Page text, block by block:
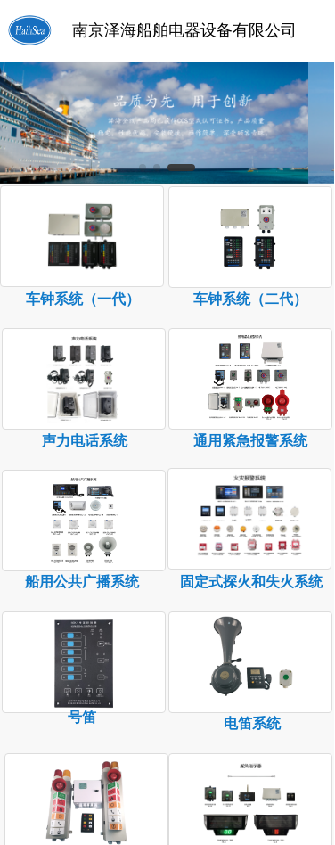
南京泽海船舶电器设备有限公司
车钟系统（二代）
车钟系统（一代）
声力电话系统 通用紧急报警系统
船用公共广播系统 固定式探火和失火系统
号笛 电笛系统